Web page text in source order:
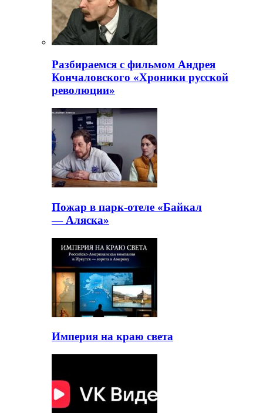
Разбираемся с фильмом Андрея
Кончаловского «Хроники русской
революции»
Пожар в парк-отеле «Байкал
— Аляска»
Империя на краю света